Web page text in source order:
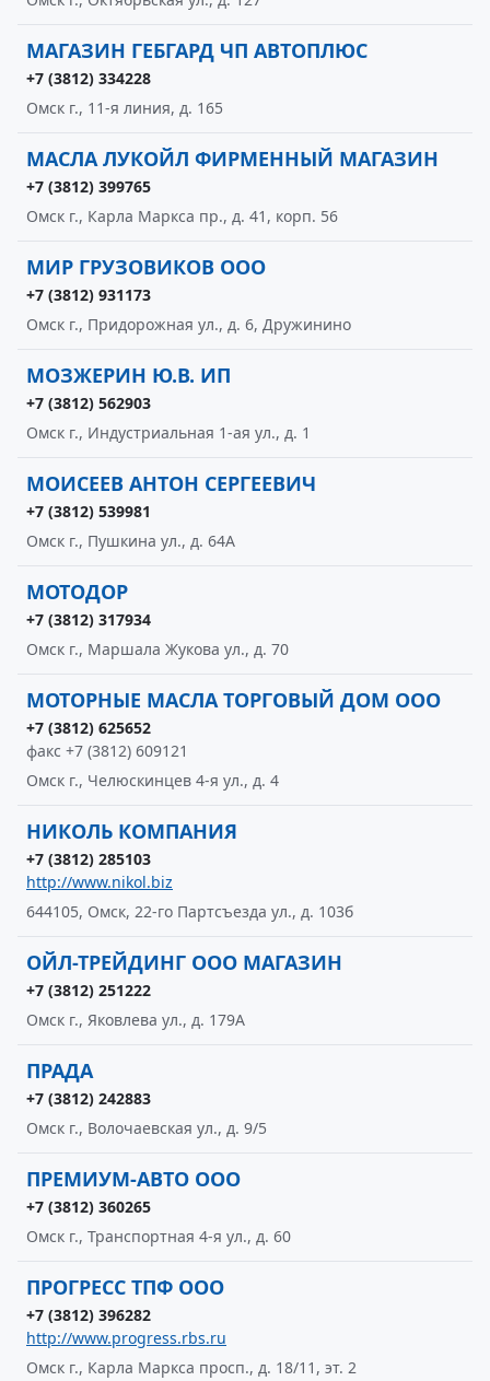
МАГАЗИН ГЕБГАРД ЧП АВТОПЛЮС
+7 (3812) 334228
Омск г., 11-я линия, д. 165
МАСЛА ЛУКОЙЛ ФИРМЕННЫЙ МАГАЗИН
+7 (3812) 399765
Омск г., Карла Маркса пр., д. 41, корп. 56
МИР ГРУЗОВИКОВ ООО
+7 (3812) 931173
Омск г., Придорожная ул., д. 6, Дружинино
МОЗЖЕРИН Ю.В. ИП
+7 (3812) 562903
Омск г., Индустриальная 1-ая ул., д. 1
МОИСЕЕВ АНТОН СЕРГЕЕВИЧ
+7 (3812) 539981
Омск г., Пушкина ул., д. 64А
МОТОДОР
+7 (3812) 317934
Омск г., Маршала Жукова ул., д. 70
МОТОРНЫЕ МАСЛА ТОРГОВЫЙ ДОМ ООО
+7 (3812) 625652
факс +7 (3812) 609121
Омск г., Челюскинцев 4-я ул., д. 4
НИКОЛЬ КОМПАНИЯ
+7 (3812) 285103
http://www.nikol.biz
644105, Омск, 22-го Партсъезда ул., д. 103б
ОЙЛ-ТРЕЙДИНГ ООО МАГАЗИН
+7 (3812) 251222
Омск г., Яковлева ул., д. 179А
ПРАДА
+7 (3812) 242883
Омск г., Волочаевская ул., д. 9/5
ПРЕМИУМ-АВТО ООО
+7 (3812) 360265
Омск г., Транспортная 4-я ул., д. 60
ПРОГРЕСС ТПФ ООО
+7 (3812) 396282
http://www.progress.rbs.ru
Омск г., Карла Маркса просп., д. 18/11, эт. 2